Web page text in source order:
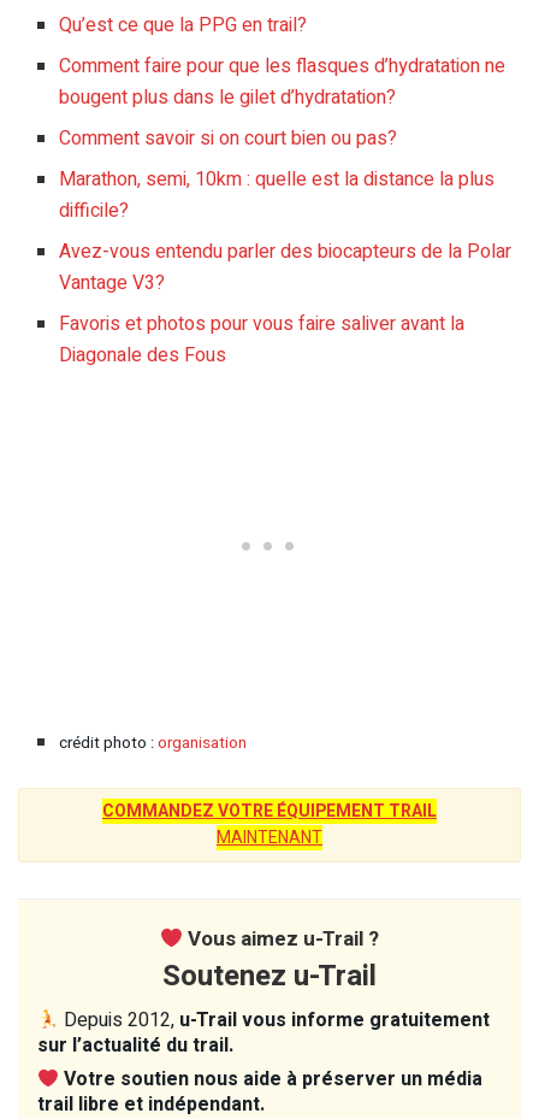
Qu’est ce que la PPG en trail?
Comment faire pour que les flasques d’hydratation ne
bougent plus dans le gilet d’hydratation?
Comment savoir si on court bien ou pas?
Marathon, semi, 10km : quelle est la distance la plus
difficile?
Avez-vous entendu parler des biocapteurs de la Polar
Vantage V3?
Favoris et photos pour vous faire saliver avant la
Diagonale des Fous
crédit photo :organisation
COMMANDEZ VOTRE ÉQUIPEMENT TRAIL
MAINTENANT
Vous aimez u-Trail ?
Soutenez u-Trail
Depuis 2012, u-Trail vous informe gratuitement
sur l’actualité du trail.
Votre soutien nous aide à préserver un média
trail libre et indépendant.